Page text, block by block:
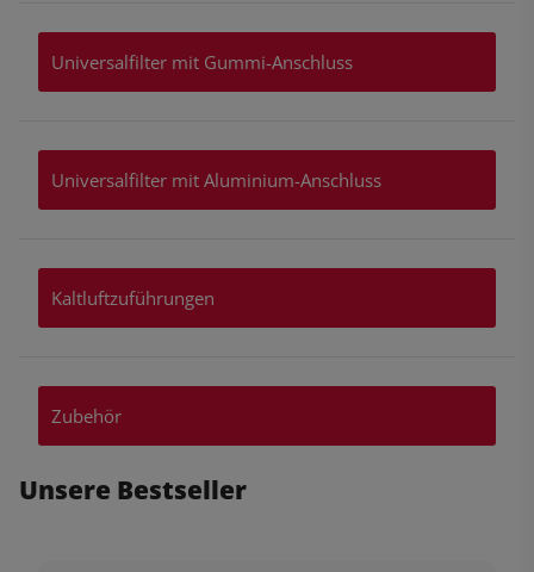
Universalfilter mit Gummi-Anschluss
Universalfilter mit Aluminium-Anschluss
Kaltluftzuführungen
Zubehör
Unsere Bestseller